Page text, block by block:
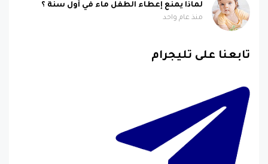
لماذا يمنع إعطاء الطفل ماء في أول سنة ؟
منذ عام واحد
تابعنا على تليجرام